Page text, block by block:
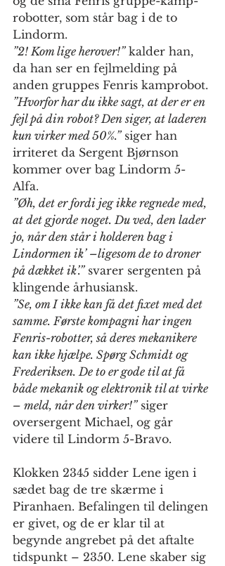
robotter, som står bag i de to
Lindorm.
”2! Kom lige herover!” kalder han,
da han ser en fejlmelding på
anden gruppes Fenris kamprobot.
”Hvorfor har du ikke sagt, at der er en
fejl på din robot? Den siger, at laderen
kun virker med 50%.” siger han
irriteret da Sergent Bjørnson
kommer over bag Lindorm 5-
Alfa.
”Øh, det er fordi jeg ikke regnede med,
at det gjorde noget. Du ved, den lader
jo, når den står i holderen bag i
Lindormen ik’ –ligesom de to droner
på dækket ik’.” svarer sergenten på
klingende århusiansk.
”Se, om I ikke kan få det fixet med det
samme. Første kompagni har ingen
Fenris-robotter, så deres mekanikere
kan ikke hjælpe. Spørg Schmidt og
Frederiksen. De to er gode til at få
både mekanik og elektronik til at virke
– meld, når den virker!” siger
oversergent Michael, og går
videre til Lindorm 5-Bravo.
Klokken 2345 sidder Lene igen i
sædet bag de tre skærme i
Piranhaen. Befalingen til delingen
er givet, og de er klar til at
begynde angrebet på det aftalte
tidspunkt – 2350. Lene skaber sig